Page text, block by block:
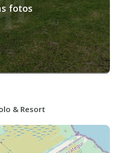
y demás información,
fotos
& Resort